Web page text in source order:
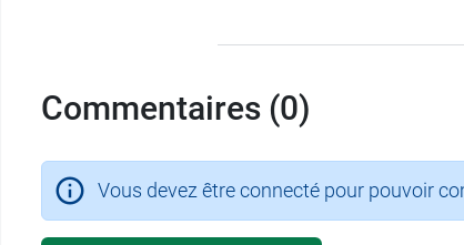
Commentaires (0)
Vous devez être connecté pour pouvoir